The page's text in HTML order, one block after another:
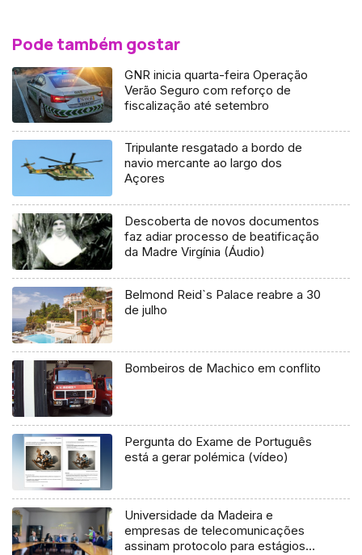
Pode também gostar
GNR inicia quarta-feira Operação
Verão Seguro com reforço de
fiscalização até setembro
Tripulante resgatado a bordo de
navio mercante ao largo dos
Açores
Descoberta de novos documentos
faz adiar processo de beatificação
da Madre Virgínia (Áudio)
Belmond Reid`s Palace reabre a 30
de julho
Bombeiros de Machico em conflito
Pergunta do Exame de Português
está a gerar polémica (vídeo)
Universidade da Madeira e
empresas de telecomunicações
assinam protocolo para estágios